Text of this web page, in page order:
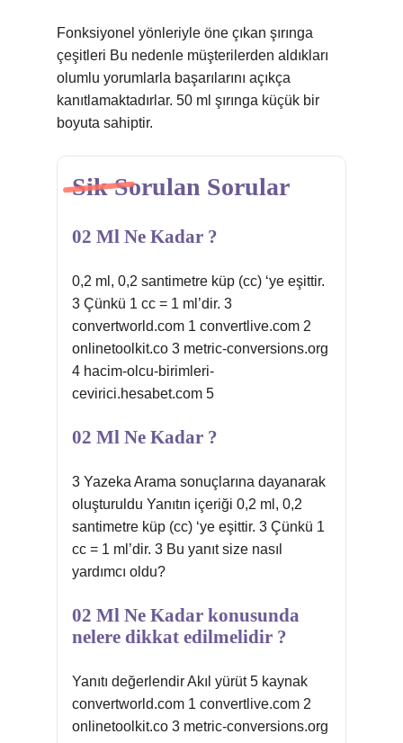
Fonksiyonel yönleriyle öne çıkan şırınga
çeşitleri Bu nedenle müşterilerden aldıkları
olumlu yorumlarla başarılarını açıkça
kanıtlamaktadırlar. 50 ml şırınga küçük bir
boyuta sahiptir.
Sik Sorulan Sorular
02 Ml Ne Kadar ?
0,2 ml, 0,2 santimetre küp (cc) ‘ye eşittir.
3 Çünkü 1 cc = 1 ml’dir. 3
convertworld.com 1 convertlive.com 2
onlinetoolkit.co 3 metric-conversions.org
4 hacim-olcu-birimleri-
cevirici.hesabet.com 5
02 Ml Ne Kadar ?
3 Yazeka Arama sonuçlarına dayanarak
oluşturuldu Yanıtın içeriği 0,2 ml, 0,2
santimetre küp (cc) ‘ye eşittir. 3 Çünkü 1
cc = 1 ml’dir. 3 Bu yanıt size nasıl
yardımcı oldu?
02 Ml Ne Kadar konusunda
nelere dikkat edilmelidir ?
Yanıtı değerlendir Akıl yürüt 5 kaynak
convertworld.com 1 convertlive.com 2
onlinetoolkit.co 3 metric-conversions.org